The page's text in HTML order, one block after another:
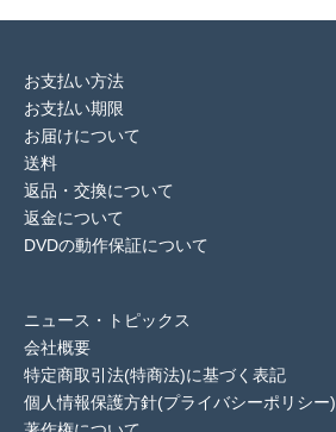
お支払い方法
お支払い期限
お届けについて
送料
返品・交換について
返金について
DVDの動作保証について
ニュース・トピックス
会社概要
特定商取引法(特商法)に基づく表記
個人情報保護方針(プライバシーポリシー)